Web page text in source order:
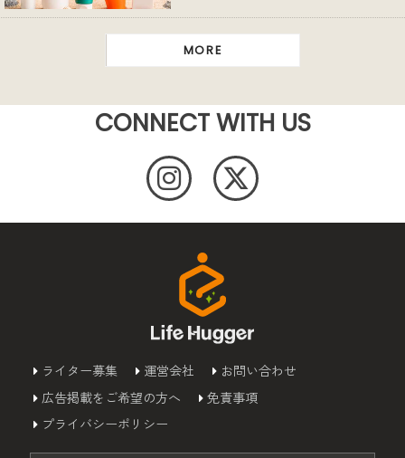
MORE
CONNECT WITH US
ライター募集 運営会社
お問い合わせ
広告掲載をご希望の方へ
免責事項
プライバシーポリシー